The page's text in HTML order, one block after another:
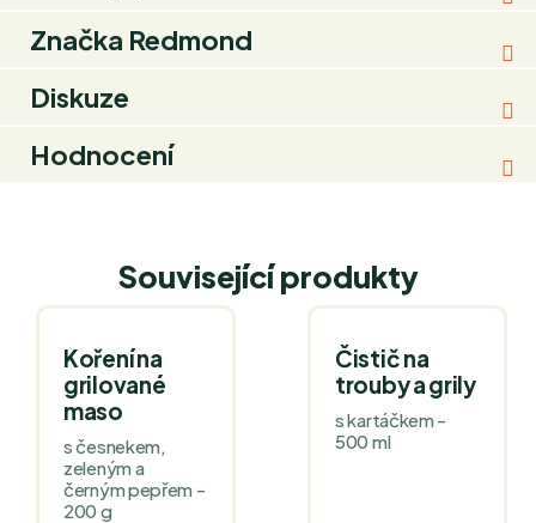
Značka Redmond
Diskuze
Hodnocení
Související produkty
Koření na
grilované
maso
s česnekem,
zeleným a
černým pepřem -
200 g
Čistič na
trouby a grily
s kartáčkem -
500 ml